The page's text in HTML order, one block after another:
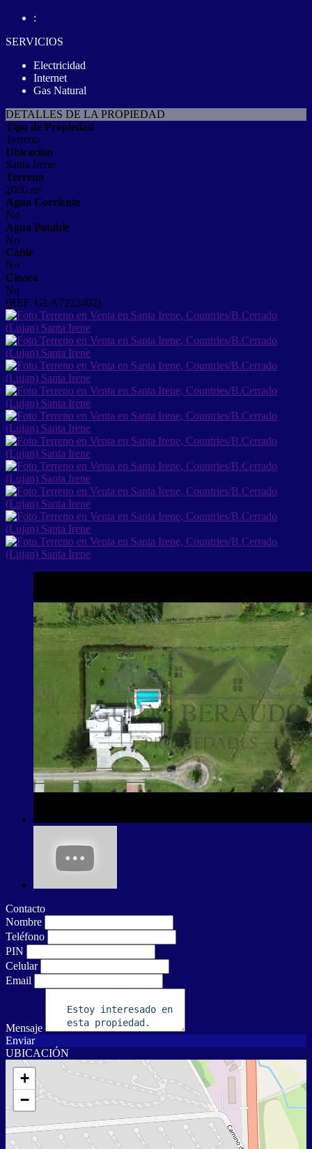
:
SERVICIOS
Electricidad
Internet
Gas Natural
DETALLES DE LA PROPIEDAD
Tipo de Propiedad
Terreno
Ubicación
Santa Irene
Terreno
2000 m²
Agua Corriente
No
Agua Potable
No
Cable
No
Cloaca
No
(REF. GLA7222402)
Contacto
Nombre
Teléfono
PIN
Celular
Email
Mensaje
Enviar
UBICACIÓN
+
−